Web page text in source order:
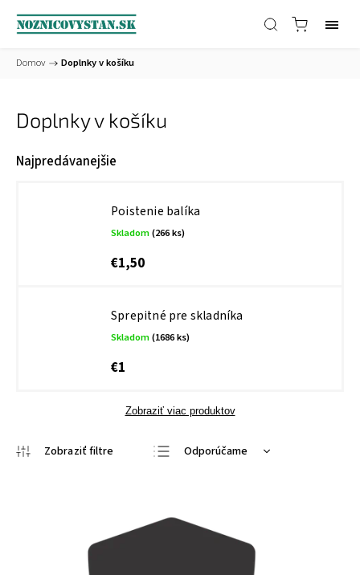
Domov / Doplnky v košíku
Doplnky v košíku
Najpredávanejšie
Poistenie balíka
Skladom(266 ks)
€1,50
Sprepitné pre skladníka
Skladom(1686 ks)
€1
Zobraziť viac produktov
Odporúčame
Najpredávanejšie